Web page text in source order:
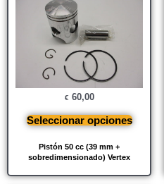
Pistón 50 cc (39 mm +
sobredimensionado) Vertex
€ 60,00
Seleccionar opciones